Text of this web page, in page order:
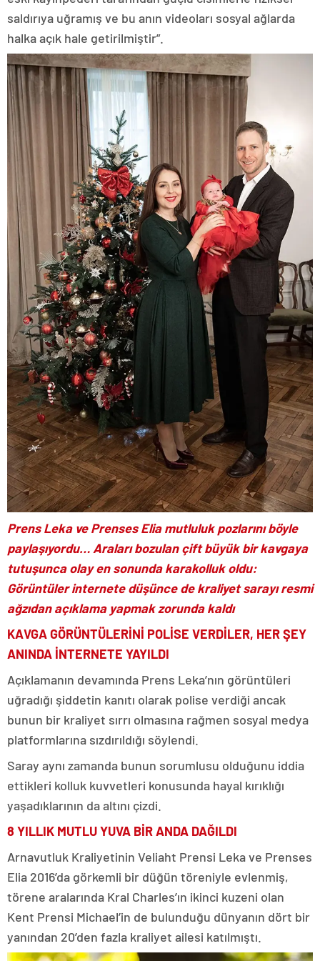
saldırıya uğramış ve bu anın videoları sosyal ağlarda
halka açık hale getirilmiştir”.
Prens Leka ve Prenses Elia mutluluk pozlarını böyle
paylaşıyordu… Araları bozulan çift büyük bir kavgaya
tutuşunca olay en sonunda karakolluk oldu:
Görüntüler internete düşünce de kraliyet sarayı resmi
ağzıdan açıklama yapmak zorunda kaldı
KAVGA GÖRÜNTÜLERİNİ POLİSE VERDİLER, HER ŞEY
ANINDA İNTERNETE YAYILDI
Açıklamanın devamında Prens Leka’nın görüntüleri
uğradığı şiddetin kanıtı olarak polise verdiği ancak
bunun bir kraliyet sırrı olmasına rağmen sosyal medya
platformlarına sızdırıldığı söylendi.
Saray aynı zamanda bunun sorumlusu olduğunu iddia
ettikleri kolluk kuvvetleri konusunda hayal kırıklığı
yaşadıklarının da altını çizdi.
8 YILLIK MUTLU YUVA BİR ANDA DAĞILDI
Arnavutluk Kraliyetinin Veliaht Prensi Leka ve Prenses
Elia 2016’da görkemli bir düğün töreniyle evlenmiş,
törene aralarında Kral Charles’ın ikinci kuzeni olan
Kent Prensi Michael’in de bulunduğu dünyanın dört bir
yanından 20’den fazla kraliyet ailesi katılmıştı.